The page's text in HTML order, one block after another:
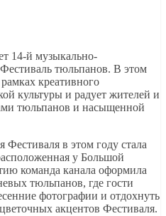
14-й музыкально-
тюльпанов. В этом
креативного
культуры и радует жителей и
тюльпанов и насыщенной
в этом году стала
у Большой
команда канала оформила
тюльпанов, где гости
фотографии и отдохнуть
акцентов Фестиваля.